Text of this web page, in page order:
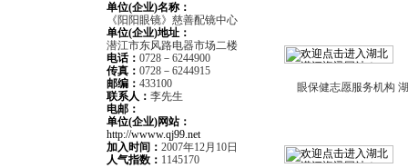
单位(企业)名称：
《阳阳眼镜》慈善配镜中心
单位(企业)地址：
潜江市东风路电器市场二楼
电话： 0728－6244900
传真： 0728－6244915
邮编： 433100
联系人： 李先生
电邮：
单位(企业)网站：
http://wwww.qj99.net
加入时间： 2007年12月10日
人气指数： 1145170
眼保健志愿服务机构
潜江市喜路汽车租赁服务